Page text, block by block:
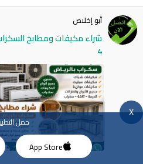
أبو إخلاص
4
X
حمل
App Store